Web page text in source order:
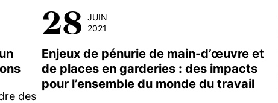
des
28 JUIN
2021
Enjeux de pénurie de main-d’œuvre et
de places en garderies : des impacts
pour l’ensemble du monde du travail